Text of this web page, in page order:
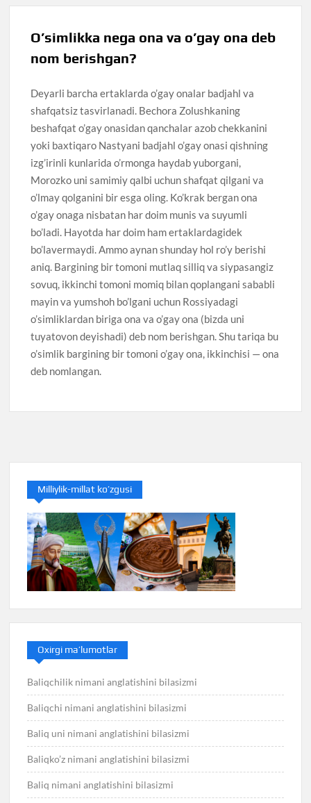
O’simlikka nega ona va o’gay ona deb
nom berishgan?
Deyarli barcha ertaklarda o’gay onalar badjahl va
shafqatsiz tasvirlanadi. Bechora Zolushkaning
beshafqat o’gay onasidan qanchalar azob chekkanini
yoki baxtiqaro Nastyani badjahl o’gay onasi qishning
izg’irinli kunlarida o’rmonga haydab yuborgani,
Morozko uni samimiy qalbi uchun shafqat qilgani va
o’lmay qolganini bir esga oling. Ko’krak bergan ona
o’gay onaga nisbatan har doim munis va suyumli
bo’ladi. Hayotda har doim ham ertaklardagidek
bo’lavermaydi. Ammo aynan shunday hol ro’y berishi
aniq. Bargining bir tomoni mutlaq silliq va siypasangiz
sovuq, ikkinchi tomoni momiq bilan qoplangani sababli
mayin va yumshoh bo’lgani uchun Rossiyadagi
o’simliklardan biriga ona va o’gay ona (bizda uni
tuyatovon deyishadi) deb nom berishgan. Shu tariqa bu
o’simlik bargining bir tomoni o’gay ona, ikkinchisi — ona
deb nomlangan.
Milliylik-millat ko’zgusi
Oxirgi ma’lumotlar
Baliqchilik nimani anglatishini bilasizmi
Baliqchi nimani anglatishini bilasizmi
Baliq uni nimani anglatishini bilasizmi
Baliqko’z nimani anglatishini bilasizmi
Baliq nimani anglatishini bilasizmi